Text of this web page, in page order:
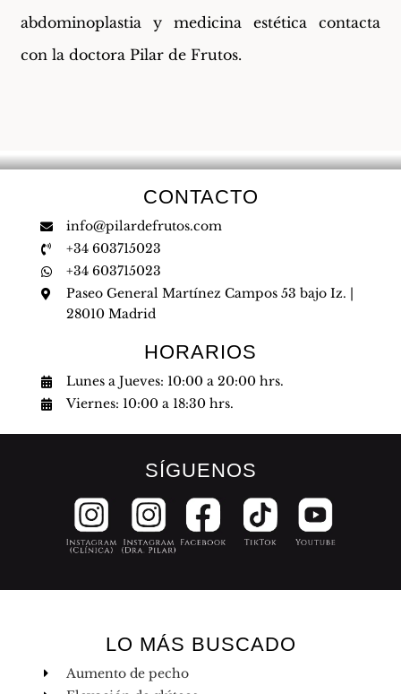
abdominoplastia y medicina estética contacta
con la doctora Pilar de Frutos.
CONTACTO
info@pilardefrutos.com
+34 603715023
+34 603715023
Paseo General Martínez Campos 53 bajo Iz. |
28010 Madrid
HORARIOS
Lunes a Jueves: 10:00 a 20:00 hrs.
Viernes: 10:00 a 18:30 hrs.
SÍGUENOS
LO MÁS BUSCADO
Aumento de pecho